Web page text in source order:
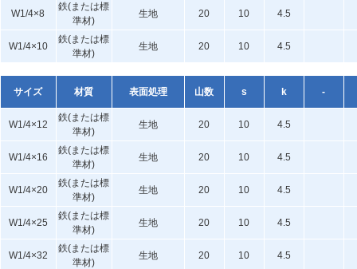
W1/4×8
鉄(または標
準材)
生地 20 10 4.5
W1/4×10
鉄(または標
準材)
生地 20 10 4.5
サイズ 材質 表面処理 山数 s k -
W1/4×12
鉄(または標
準材)
生地 20 10 4.5
W1/4×16
鉄(または標
準材)
生地 20 10 4.5
W1/4×20
鉄(または標
準材)
生地 20 10 4.5
W1/4×25
鉄(または標
準材)
生地 20 10 4.5
W1/4×32
鉄(または標
準材)
生地 20 10 4.5